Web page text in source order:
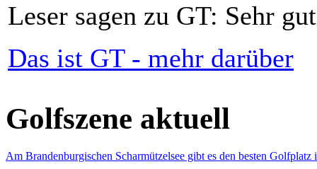
Leser sagen zu GT: Sehr
Das ist GT - mehr darüber
Golfszene aktuell
Am Brandenburgischen Scharmützelsee gibt es den besten